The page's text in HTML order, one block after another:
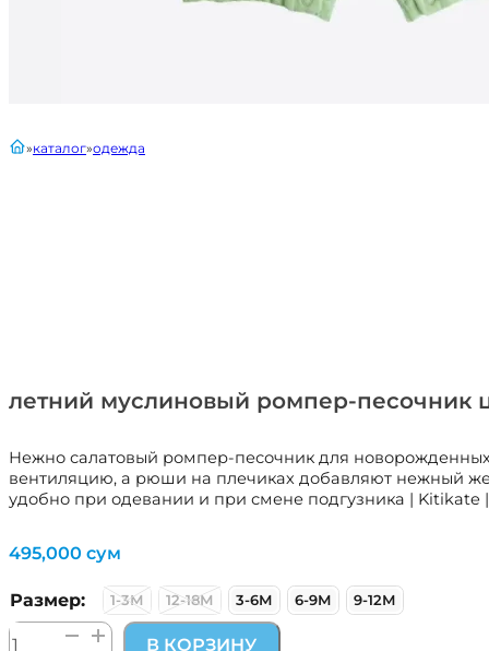
летний муслиновый ромпер-песочник
Нежно салатовый ромпер-песочник для
вентиляцию, а рюши на плечиках добавляют нежный
удобно при одевании и при смене подгузника | Kitikate
главнаякаталог одежда
495,000 сум
Размер: 1-3М 12-18М 3-6М 6-9М 9-12М
Количество
В КОРЗИНУ